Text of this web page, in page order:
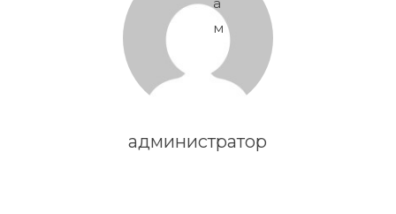
м
администратор